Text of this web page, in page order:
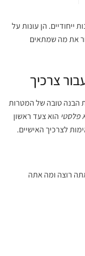
ייחודיים. הן עונות על
את מה שמתאים
צרכיך
הבנה טובה של המטרות
פלסטי הוא צעד ראשון
לצרכיך האישיים.
רוצה ומה אתה